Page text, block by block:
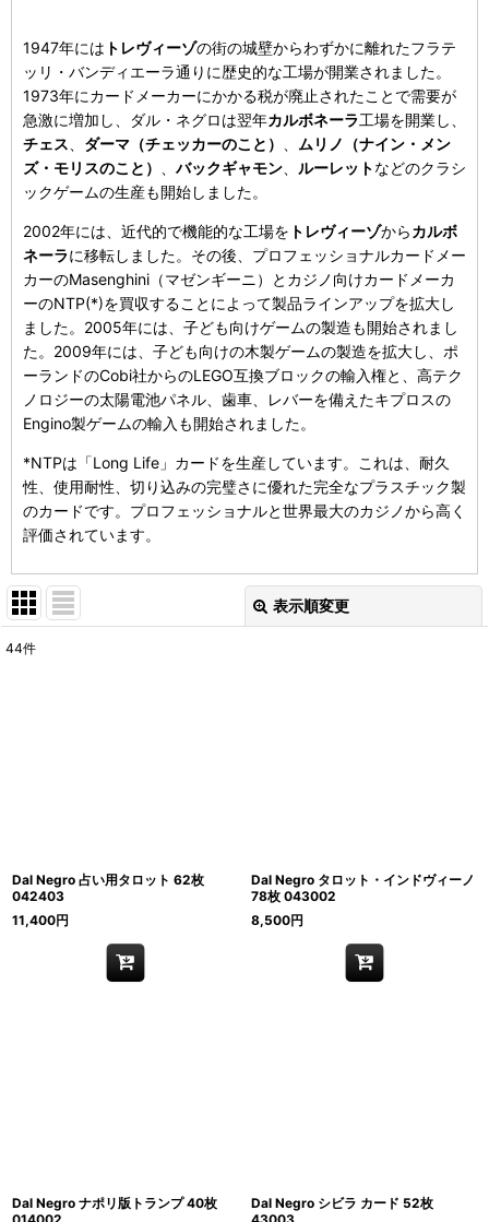
1947年には トレヴィーゾの街の城壁からわずかに離れたフラテ
ッリ・バンディエーラ通りに歴史的な工場が開業されました。
1973年にカードメーカーにかかる税が廃止されたことで需要が
急激に増加し、ダル・ネグロは翌年カルボネーラ工場を開業し、
チェス
ダーマ（チェッカーのこと）
ムリノ（ナイン・メン
ズ・モリスのこと）
バックギャモン ルーレットなどのクラシ
ックゲームの生産も開始しました。
2002年には、近代的で機能的な工場を トレヴィーゾからカルボ
ネーラに移転しました。その後、プロフェッショナルカードメー
カーのMasenghini（マゼンギーニ）とカジノ向けカードメーカ
ーのNTP(*)を買収することによって製品ラインアップを拡大し
ました。2005年には、子ども向けゲームの製造も開始されまし
た。2009年には、子ども向けの木製ゲームの製造を拡大し、ポ
ーランドのCobi社からのLEGO互換ブロックの輸入権と、高テク
ノロジーの太陽電池パネル、歯車、レバーを備えたキプロスの
Engino製ゲームの輸入も開始されました。
*NTPは「Long Life」カードを生産しています。これは、耐久
性、使用耐性、切り込みの完璧さに優れた完全なプラスチック製
のカードです。プロフェッショナルと世界最大のカジノから高く
評価されています。
表示順変更
44件
Dal Negro 占い用タロット 62枚
042403
11,400円
Dal Negro タロット・インドヴィーノ
78枚 043002
8,500円
Dal Negro ナポリ版トランプ 40枚
Dal Negro シビラ カード 52枚